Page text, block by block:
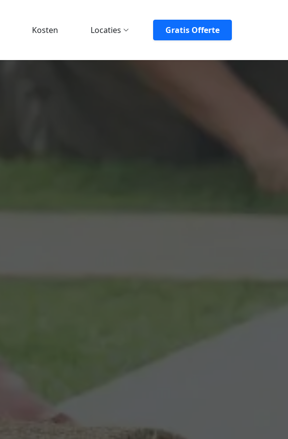
Kosten Locaties Gratis Offerte